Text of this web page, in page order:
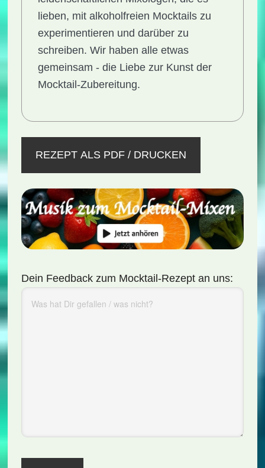
lieben, mit alkoholfreien Mocktails zu
experimentieren und darüber zu
schreiben. Wir haben alle etwas
gemeinsam - die Liebe zur Kunst der
Mocktail-Zubereitung.
REZEPT ALS PDF / DRUCKEN
Dein Feedback zum Mocktail-Rezept an uns: